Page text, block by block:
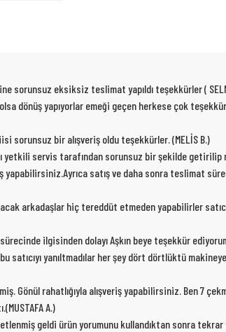
sorunsuz eksiksiz teslimat yapıldı teşekkürler (
dönüş yapıyorlar emeği geçen herkese çok
sorunsuz bir alışveriş oldu teşekkürler. (MELİS B.)
servis tarafından sorunsuz bir şekilde getirilip
satış ve daha sonra teslimat
arkadaşlar hiç tereddüt etmeden yapabilirler
ilgisinden dolayı Aşkın beye teşekkür ediyorum
yanıltmadılar her şey dört dörtlüktü
Gönül rahatlığıyla alışveriş yapabilirsiniz. Ben 7
A.)
geldi ürün yorumunu kullandıktan sonra tekrar